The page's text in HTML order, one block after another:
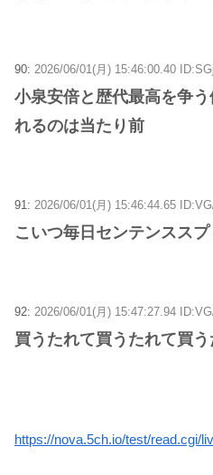
90: 2026/06/01(月) 15:46:00.40
小泉安倍と歴代最高を争
れるのは当たり前
91: 2026/06/01(月) 15:46:44.65
こいつ毎日センテンスス
92: 2026/06/01(月) 15:47:27.94
買うたれて買うたれて買
https://nova.5ch.io/test/read.cgi/